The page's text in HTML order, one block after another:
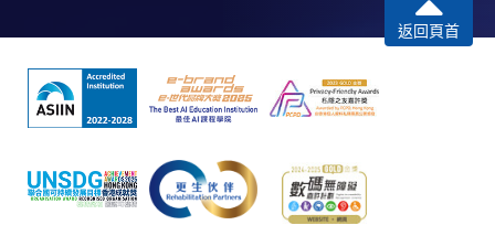
申請人應注意，不論親身或網上報讀，相同的課
程/科目只可提交一次申請。
在網上報名過程中，付款成功後，網頁將顯示付款
確認。另外，確認電子郵件亦會發送到 閣下的電
子郵件帳戶。請保留確定回條作日後查詢用途。
除特殊情況(例如課程因報名人數不足而被取消)及
法例規定外，一切已繳費用，概不退還。
返回頁首